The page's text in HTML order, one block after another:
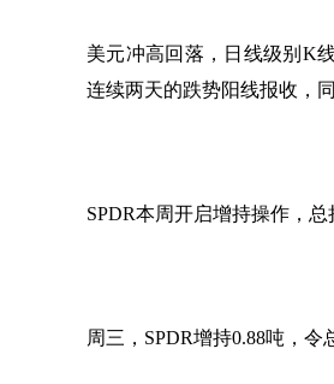
美元冲高回落，日线级别 K
连续两天的跌势阳线报收，
SPDR本周开启增持操作，
周三， SPDR增持0.88吨，令